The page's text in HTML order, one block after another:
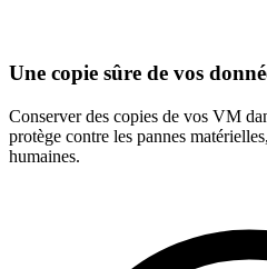
Une copie sûre de vos
Conserver des copies de vos VM
protège contre les pannes
humaines.